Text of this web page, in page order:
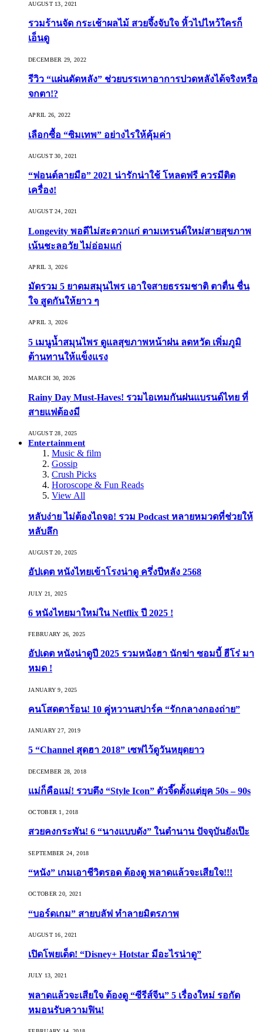
AUGUST 13, 2021
รวมร้านจัด กระเช้าผลไม้ สวยจึ้งจับใจ หิ้วไปไหว้ใครก็
เอ็นดู
DECEMBER 29, 2022
รีวิว “แผ่นดัดหลัง” ช่วยบรรเทาอาการปวดหลังได้จริงหรือ
จกตา!?
APRIL 26, 2022
เลือกซื้อ “ซิมเทพ” อย่างไรให้คุ้มค่า
AUGUST 30, 2021
“ฟอนต์ลายมือ” 2021 น่ารักน่าใช้ โหลดฟรี ควรมีติด
เครื่อง!
AUGUST 24, 2021
Longevity พอดีไม่สะดวกแก่ ตามเทรนด์ใหม่สายสุขภาพ
เน้นชะลอวัย ไม่อ่อมแก่
APRIL 3, 2026
มัดรวม 5 ยาดมสมุนไพร เอาใจสายธรรมชาติ ตาตื่น ชื่น
ใจ สูดกันให้ยาว ๆ
APRIL 3, 2026
5 เมนูน้ำสมุนไพร ดูแลสุขภาพหน้าฝน ลดหวัด เพิ่มภูมิ
ต้านทานให้แข็งแรง
MARCH 30, 2026
Rainy Day Must-Haves! รวมไอเทมกันฝนแบรนด์ไทย ที่
สายแฟต้องมี
AUGUST 28, 2025
Entertainment
Music & film
Gossip
Crush Picks
Horoscope & Fun Reads
View All
หลับง่าย ไม่ต้องไถจอ! รวม Podcast หลายหมวดที่ช่วยให้
หลับลึก
AUGUST 20, 2025
อัปเดต หนังไทยเข้าโรงน่าดู ครึ่งปีหลัง 2568
JULY 21, 2025
6 หนังไทยมาใหม่ใน Netflix ปี 2025 !
FEBRUARY 26, 2025
อัปเดต หนังน่าดูปี 2025 รวมหนังฮา นักฆ่า ซอมบี้ ฮีโร่ มา
หมด !
JANUARY 9, 2025
คนโสดตาร้อน! 10 คู่หวานสปาร์ค “รักกลางกองถ่าย”
JANUARY 27, 2019
5 “Channel สุดฮา 2018” เซฟไว้ดูวันหยุดยาว
DECEMBER 28, 2018
แม่ก็คือแม่! รวบตึง “Style Icon” ตัวจี๊ดตั้งแต่ยุค 50s – 90s
OCTOBER 1, 2018
สวยคงกระพัน! 6 “นางแบบดัง” ในตำนาน ปัจจุบันยังเป๊ะ
SEPTEMBER 24, 2018
“หนัง” เกมเอาชีวิตรอด ต้องดู พลาดแล้วจะเสียใจ!!!
OCTOBER 20, 2021
“บอร์ดเกม” สายบลัฟ ทำลายมิตรภาพ
AUGUST 16, 2021
เปิดโพยเด็ด! “Disney+ Hotstar มีอะไรน่าดู”
JULY 13, 2021
พลาดแล้วจะเสียใจ ต้องดู “ซีรีส์จีน” 5 เรื่องใหม่ รอกัด
หมอนรับความฟิน!